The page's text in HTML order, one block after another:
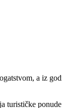
a iz
turističke